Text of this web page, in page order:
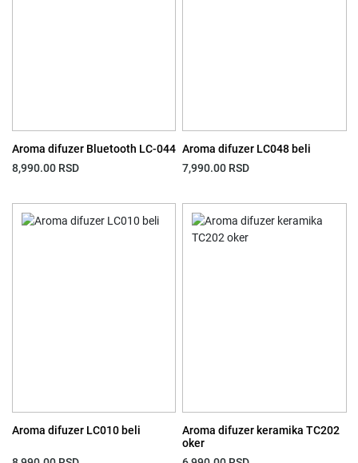
Aroma difuzer Bluetooth LC-044
8,990.00 RSD
Aroma difuzer LC048 beli
7,990.00 RSD
Aroma difuzer LC010 beli
Aroma difuzer keramika TC202
oker